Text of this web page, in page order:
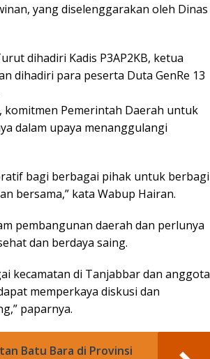
yang diselenggarakan oleh Dinas
dihadiri Kadis P3AP2KB, ketua
dihadiri para peserta Duta GenRe 13
komitmen Pemerintah Daerah untuk
dalam upaya menanggulangi
bagi berbagai pihak untuk berbagi
bersama,” kata Wabup Hairan.
pembangunan daerah dan perlunya
dan berdaya saing.
kecamatan di Tanjabbar dan anggota
memperkaya diskusi dan
paparnya.
Batu Bara di Provinsi